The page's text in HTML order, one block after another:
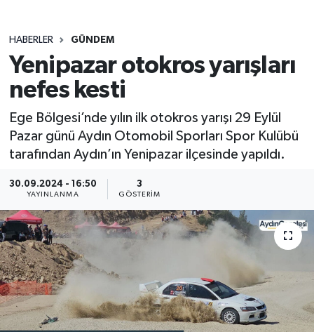
HABERLER GÜNDEM
Yenipazar otokros yarışları
nefes kesti
Ege Bölgesi’nde yılın ilk otokros yarışı 29 Eylül
Pazar günü Aydın Otomobil Sporları Spor Kulübü
tarafından Aydın’ın Yenipazar ilçesinde yapıldı.
30.09.2024 - 16:50
YAYINLANMA
3
GÖSTERIM